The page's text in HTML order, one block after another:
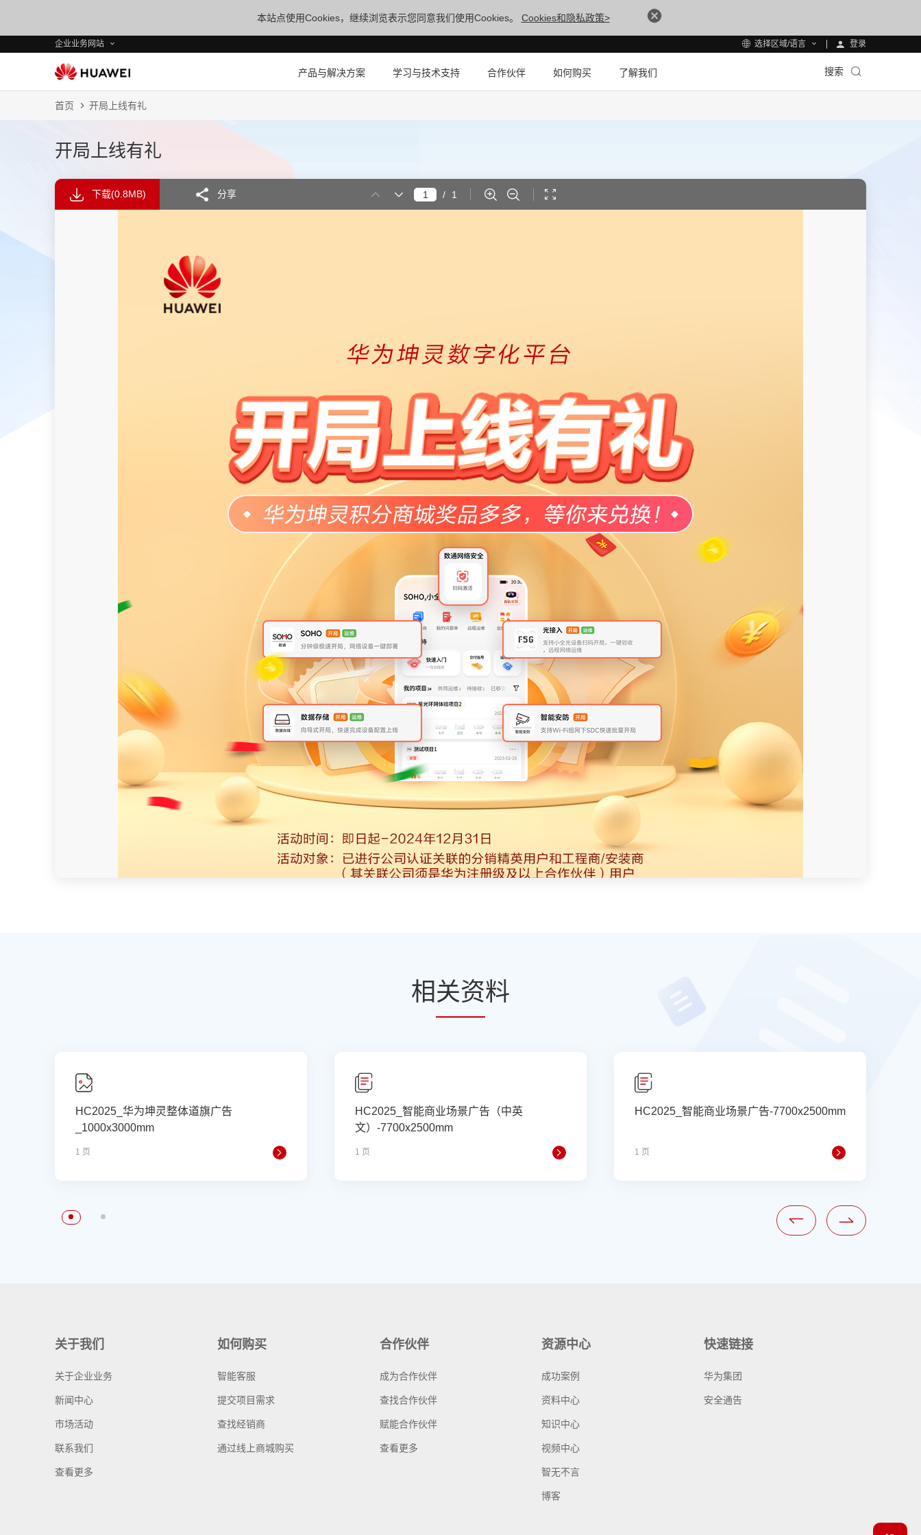
本站点使用Cookies，继续浏览表示您同意我们使用Cookies。 Cookies和隐私政策>
企业业务网站 选择区域/语言 登录
产品与解决方案 学习与技术支持 合作伙伴 如何购买 了解我们 搜索
首页 开局上线有礼
开局上线有礼
下载(0.8MB) 分享 / 1
相关资料
HC2025_华为坤灵整体道旗广告
_1000x3000mm
1 页
HC2025_智能商业场景广告（中英
文）-7700x2500mm
1 页
HC2025_智能商业场景广告-7700x2500mm
1 页
关于我们
关于企业业务
新闻中心
市场活动
联系我们
查看更多
如何购买
智能客服
提交项目需求
查找经销商
通过线上商城购买
合作伙伴
成为合作伙伴
查找合作伙伴
赋能合作伙伴
查看更多
资源中心
成功案例
资料中心
知识中心
视频中心
智无不言
博客
快速链接
华为集团
安全通告